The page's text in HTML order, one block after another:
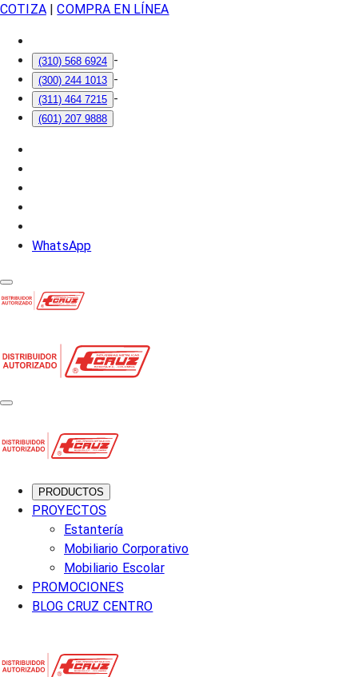
COTIZA| COMPRA EN LÍNEA
(310) 568 6924 -
(300) 244 1013 -
(311) 464 7215 -
(601) 207 9888
WhatsApp
PRODUCTOS
PROYECTOS
Estantería
Mobiliario Corporativo
Mobiliario Escolar
PROMOCIONES
BLOG CRUZ CENTRO